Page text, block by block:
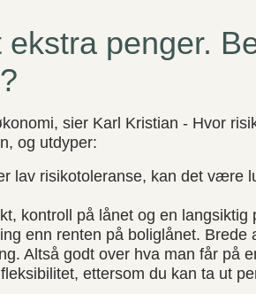
penger.
sier Karl Kristian - Hvor
og utdyper:
lav risikotoleranse, kan det være
kontroll på lånet og en langsiktig
enn renten på boliglånet. Brede
Altså godt over hva man får på
ettersom du kan ta ut